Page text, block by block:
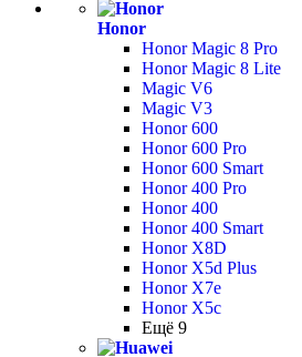
Honor
Honor Magic 8 Pro
Honor Magic 8 Lite
Magic V6
Magic V3
Honor 600
Honor 600 Pro
Honor 600 Smart
Honor 400 Pro
Honor 400
Honor 400 Smart
Honor X8D
Honor X5d Plus
Honor X7e
Honor X5c
Ещё 9